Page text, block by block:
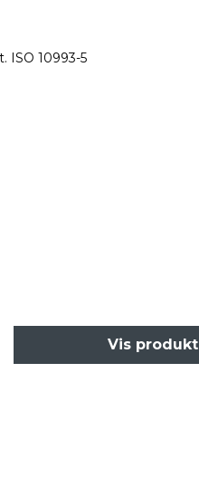
ISO 10993-5
Vis produkt